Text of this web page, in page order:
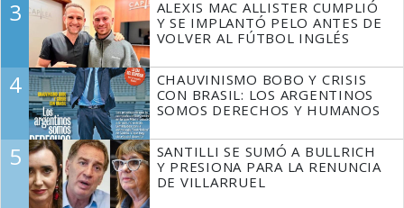
3
ALEXIS MAC ALLISTER CUMPLIÓ
Y SE IMPLANTÓ PELO ANTES DE
VOLVER AL FÚTBOL INGLÉS
4
CHAUVINISMO BOBO Y CRISIS
CON BRASIL: LOS ARGENTINOS
SOMOS DERECHOS Y HUMANOS
5
SANTILLI SE SUMÓ A BULLRICH
Y PRESIONA PARA LA RENUNCIA
DE VILLARRUEL